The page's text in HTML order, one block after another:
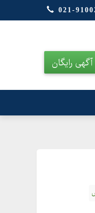
021-
رایگان